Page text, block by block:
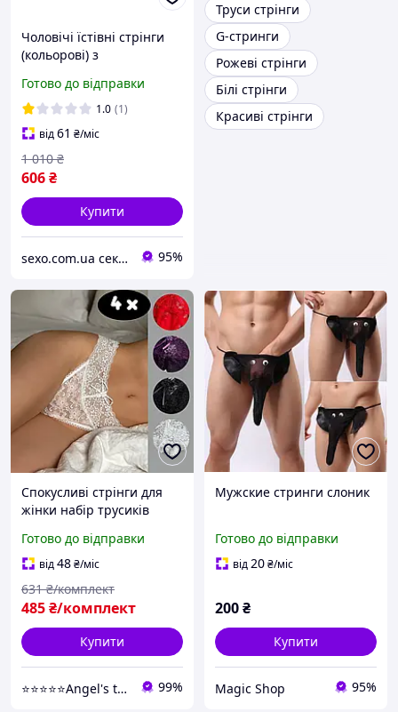
Чоловічі їстівні стрінги
(кольорові) з
солодких цукерок-бусок |
Готово до відправки
1.0 (1)
від61 ₴/міс
606₴
1 010 ₴
Купити
sexo.com.ua секс-шоп інтернет-магазин 95%
Труси стрінги
G-стринги
Рожеві стрінги
Білі стрінги
Красиві стрінги
Спокусливі стрінги для
жінки набір трусиків
мереживних трусиків-
стрінгів стринги жіночі
Готово до відправки
від48₴/міс
485₴/комплект
631 ₴/комплект
Купити
⭐⭐⭐⭐⭐Angel's touch Територія затишку та комфорту 99%
Мужские стринги слоник
Готово до відправки
від20₴/міс
200₴
Купити
Magiс Shop 95%